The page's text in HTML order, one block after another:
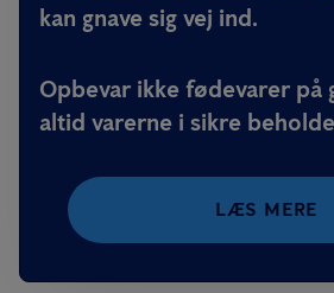
kan gnave sig vej ind.
Opbevar ikke fødevarer på
altid varerne i sikre
LÆS MERE